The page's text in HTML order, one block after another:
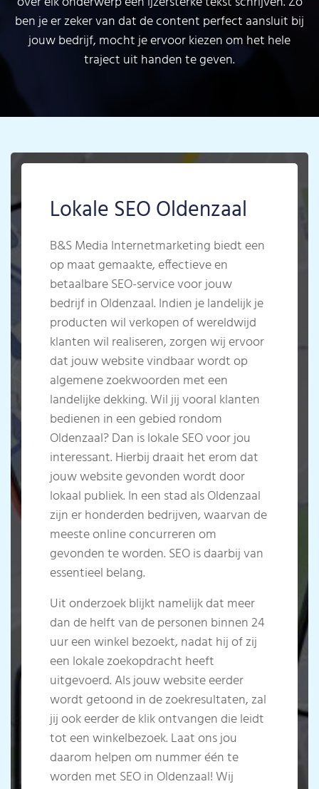
ben je er zeker van dat de content perfect aansluit bij
jouw bedrijf, mocht je ervoor kiezen om het hele
traject uit handen te geven.
Lokale SEO Oldenzaal
B&S Media Internetmarketing biedt een
op maat gemaakte, effectieve en
betaalbare SEO-service voor jouw
bedrijf in Oldenzaal. Indien je landelijk je
producten wil verkopen of wereldwijd
klanten wil realiseren, zorgen wij ervoor
dat jouw website vindbaar wordt op
algemene zoekwoorden met een
landelijke dekking. Wil jij vooral klanten
bedienen in een gebied rondom
Oldenzaal? Dan is lokale SEO voor jou
interessant. Hierbij draait het erom dat
jouw website gevonden wordt door
lokaal publiek. In een stad als Oldenzaal
zijn er honderden bedrijven, waarvan de
meeste online concurreren om
gevonden te worden. SEO is daarbij van
essentieel belang.
Uit onderzoek blijkt namelijk dat meer
dan de helft van de personen binnen 24
uur een winkel bezoekt, nadat hij of zij
een lokale zoekopdracht heeft
uitgevoerd. Als jouw website eerder
wordt getoond in de zoekresultaten, zal
jij ook eerder de klik ontvangen die leidt
tot een winkelbezoek. Laat ons jou
daarom helpen om nummer één te
worden met SEO in Oldenzaal!Wij